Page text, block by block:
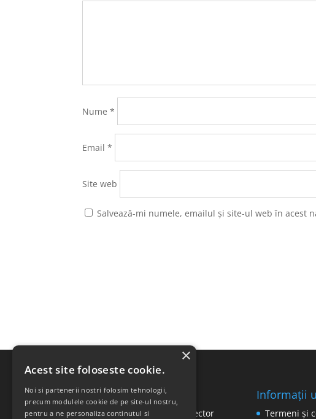
Nume*
Email*
Site web
Salvează-mi numele, emailul și site-ul web în acest
SC RICOMED SRL
Str. Vasile Mironiuc nr. 3, Sector
Informații
Termeni și
Acest site foloseste cookie.
Noi si partenerii nostri folosim tehnologii,
precum modulele cookie de pe site-ul nostru,
pentru a ne personaliza continutul si
×